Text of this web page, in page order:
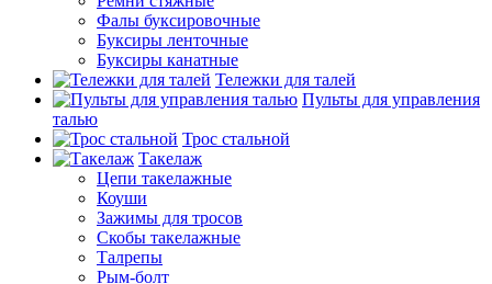
Фалы буксировочные
Буксиры ленточные
Буксиры канатные
Тележки для талей
Пульты для управления
талью
Трос стальной
Такелаж
Цепи такелажные
Коуши
Зажимы для тросов
Скобы такелажные
Талрепы
Рым-болт